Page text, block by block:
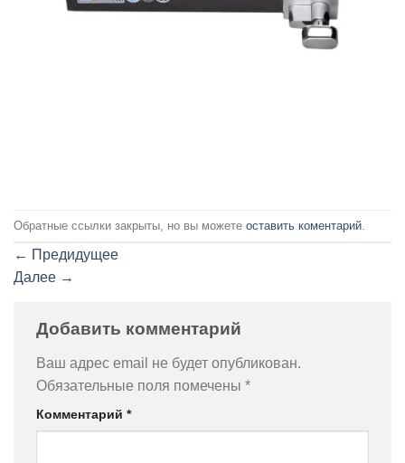
Обратные ссылки закрыты, но вы можете оставить коментарий
← Предидущее
Далее →
Добавить комментарий
Ваш адрес email не будет опубликован.
Обязательные поля помечены *
Комментарий *